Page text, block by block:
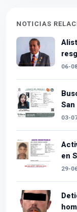
NOTICIAS
06-
03-
en
29-